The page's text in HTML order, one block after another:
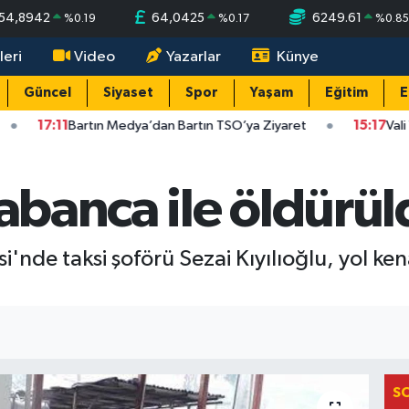
%0.19 64,0425 %0.17 6249.61 %0.85
Video Yazarlar Künye
Güncel Siyaset Spor Yaşam Eğitim
17:11Bartın Medya’dan Bartın TSO’ya Ziyaret 15:17 Vali
ile
taksi şoförü Sezai Kıyılıoğlu, yol